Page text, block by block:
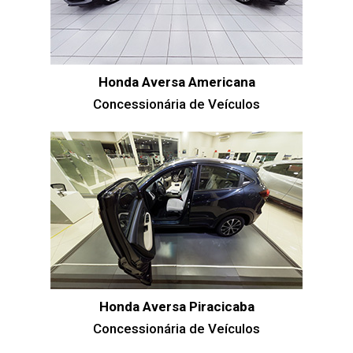
Honda Aversa Americana
Concessionária de Veículos
Honda Aversa Piracicaba
Concessionária de Veículos